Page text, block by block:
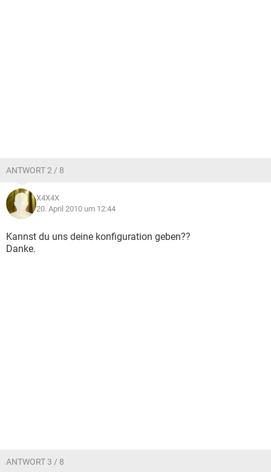
ANTWORT 2 / 8
X4X4X
20. April 2010 um 12:44
Kannst du uns deine konfiguration geben??
Danke.
ANTWORT 3 / 8